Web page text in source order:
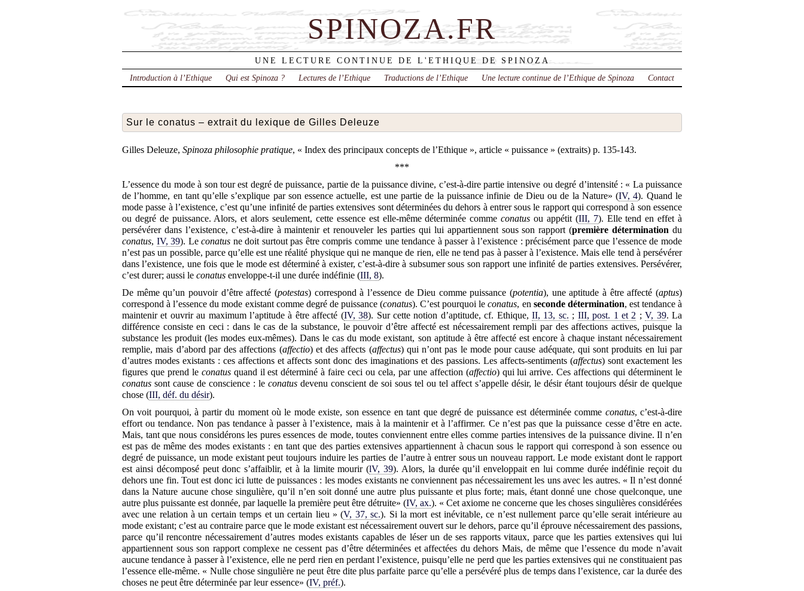
SPINOZA.FR
UNE LECTURE CONTINUE DE L'ETHIQUE DE SPINOZA
Introduction à l’Ethique
Qui est Spinoza ? Lectures de l’Ethique Traductions de l’Ethique Une lecture continue de l’Ethique de Spinoza Contact
Sur le conatus – extrait du lexique de Gilles Deleuze
Gilles Deleuze, Spinoza philosophie pratique, « Index des principaux concepts de l’Ethique », article « puissance » (extraits) p. 135-143.
***
L’essence du mode à son tour est degré de puissance, partie de la puissance divine, c’est-à-dire partie intensive ou degré d’intensité : « La puissance
de l’homme, en tant qu’elle s’explique par son essence actuelle, est une partie de la puissance infinie de Dieu ou de la Nature» (IV, 4). Quand le
mode passe à l’existence, c’est qu’une infinité de parties extensives sont déterminées du dehors à entrer sous le rapport qui correspond à son essence
ou degré de puissance. Alors, et alors seulement, cette essence est elle-même déterminée commeconatus ou appétit (III, 7). Elle tend en effet à
persévérer dans l’existence, c’est-à-dire à maintenir et renouveler les parties qui lui appartiennent sous son rapport (première détermination du
conatus, IV, 39). Leconatus ne doit surtout pas être compris comme une tendance à passer à l’existence : précisément parce que l’essence de mode
n’est pas un possible, parce qu’elle est une réalité physique qui ne manque de rien, elle ne tend pas à passer à l’existence. Mais elle tend à persévérer
dans l’existence, une fois que le mode est déterminé à exister, c’est-à-dire à subsumer sous son rapport une infinité de parties extensives. Persévérer,
c’est durer; aussi le conatus enveloppe-t-il une durée indéfinie (III, 8).
De même qu’un pouvoir d’être affecté (potestas) correspond à l’essence de Dieu comme puissance (potentia), une aptitude à être affecté (aptus)
correspond à l’essence du mode existant comme degré de puissance (conatus). C’est pourquoi leconatus, en seconde détermination, est tendance à
maintenir et ouvrir au maximum l’aptitude à être affecté (IV, 38). Sur cette notion d’aptitude, cf. Ethique,II, 13, sc. ; III, post. 1 et 2 ;V, 39. La
différence consiste en ceci : dans le cas de la substance, le pouvoir d’être affecté est nécessairement rempli par des affections actives, puisque la
substance les produit (les modes eux-mêmes). Dans le cas du mode existant, son aptitude à être affecté est encore à chaque instant nécessairement
remplie, mais d’abord par des affections (affectio) et des affects (affectus) qui n’ont pas le mode pour cause adéquate, qui sont produits en lui par
d’autres modes existants : ces affections et affects sont donc des imaginations et des passions. Les affects-sentiments (affectus) sont exactement les
figures que prend le conatusquand il est déterminé à faire ceci ou cela, par une affection (affectio) qui lui arrive. Ces affections qui déterminent le
conatus sont cause de conscience : le conatus devenu conscient de soi sous tel ou tel affect s’appelle désir, le désir étant toujours désir de quelque
chose (III, déf. du désir).
On voit pourquoi, à partir du moment où le mode existe, son essence en tant que degré de puissance est déterminée comme conatus, c’est-à-dire
effort ou tendance. Non pas tendance à passer à l’existence, mais à la maintenir et à l’affirmer. Ce n’est pas que la puissance cesse d’être en acte.
Mais, tant que nous considérons les pures essences de mode, toutes conviennent entre elles comme parties intensives de la puissance divine. Il n’en
est pas de même des modes existants : en tant que des parties extensives appartiennent à chacun sous le rapport qui correspond à son essence ou
degré de puissance, un mode existant peut toujours induire les parties de l’autre à entrer sous un nouveau rapport. Le mode existant dont le rapport
est ainsi décomposé peut donc s’affaiblir, et à la limite mourir (lV, 39). Alors, la durée qu’il enveloppait en lui comme durée indéfinie reçoit du
dehors une fin. Tout est donc ici lutte de puissances : les modes existants ne conviennent pas nécessairement les uns avec les autres. « Il n’est donné
dans la Nature aucune chose singulière, qu’il n’en soit donné une autre plus puissante et plus forte; mais, étant donné une chose quelconque, une
autre plus puissante est donnée, par laquelle la première peut être détruite» (IV, ax.). « Cet axiome ne concerne que les choses singulières considérées
avec une relation à un certain temps et un certain lieu » (V, 37, sc.). Si la mort est inévitable, ce n’est nullement parce qu’elle serait intérieure au
mode existant; c’est au contraire parce que le mode existant est nécessairement ouvert sur le dehors, parce qu’il éprouve nécessairement des passions,
parce qu’il rencontre nécessairement d’autres modes existants capables de léser un de ses rapports vitaux, parce que les parties extensives qui lui
appartiennent sous son rapport complexe ne cessent pas d’être déterminées et affectées du dehors Mais, de même que l’essence du mode n’avait
aucune tendance à passer à l’existence, elle ne perd rien en perdant l’existence, puisqu’elle ne perd que les parties extensives qui ne constituaient pas
l’essence elle-même. « Nulle chose singulière ne peut être dite plus parfaite parce qu’elle a persévéré plus de temps dans l’existence, car la durée des
choses ne peut être déterminée par leur essence» (IV, préf.).